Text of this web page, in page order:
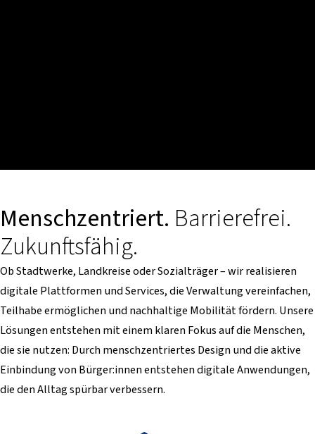
Menschzentriert. Barrierefrei.
Zukunftsfähig.
Ob Stadtwerke, Landkreise oder Sozialträger – wir realisieren
digitale Plattformen und Services, die Verwaltung vereinfachen,
Teilhabe ermöglichen und nachhaltige Mobilität fördern. Unsere
Lösungen entstehen mit einem klaren Fokus auf die Menschen,
die sie nutzen: Durch menschzentriertes Design und die aktive
Einbindung von Bürger:innen entstehen digitale Anwendungen,
die den Alltag spürbar verbessern.